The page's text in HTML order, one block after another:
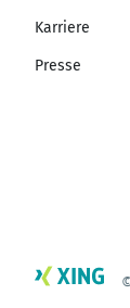
Karriere
Presse